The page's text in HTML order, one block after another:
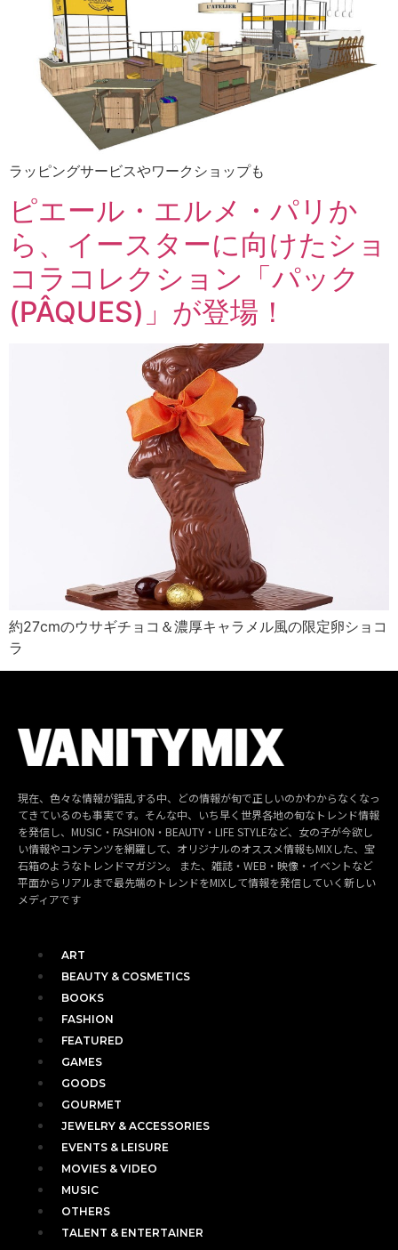
ラッピングサービスやワークショップも
ピエール・エルメ・パリか
ら、イースターに向けたショ
コラコレクション「パック
(PÂQUES)」が登場！
約27cmのウサギチョコ＆濃厚キャラメル風の限定卵ショコ
ラ
現在、色々な情報が錯乱する中、どの情報が旬で正しいのかわからなくなっ
てきているのも事実です。そんな中、いち早く世界各地の旬なトレンド情報
を発信し、MUSIC・FASHION・BEAUTY・LIFE STYLEなど、女の子が今欲し
い情報やコンテンツを網羅して、オリジナルのオススメ情報もMIXした、宝
石箱のようなトレンドマガジン。 また、雑誌・WEB・映像・イベントなど
平面からリアルまで最先端のトレンドをMIXして情報を発信していく新しい
メディアです
ART
BEAUTY & COSMETICS
BOOKS
FASHION
FEATURED
GAMES
GOODS
GOURMET
JEWELRY & ACCESSORIES
EVENTS & LEISURE
MOVIES & VIDEO
MUSIC
OTHERS
TALENT & ENTERTAINER